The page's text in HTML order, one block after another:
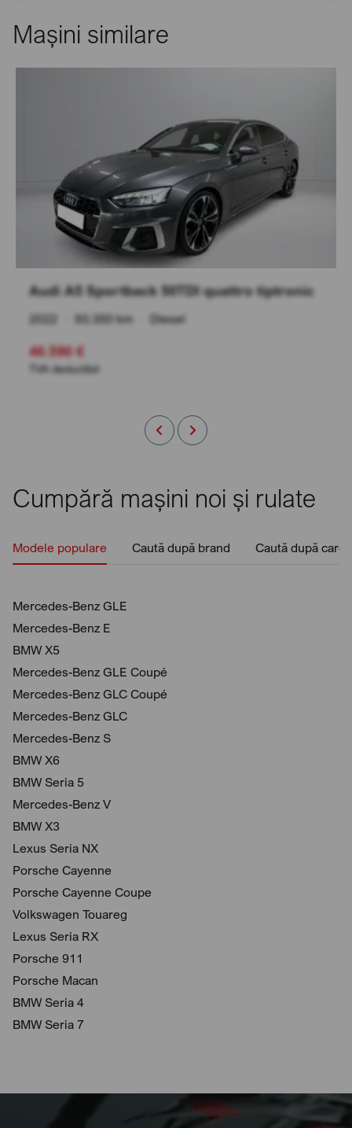
Mașini similare
Audi A5 Sportback 50TDI quattro tiptronic
2022 93.350 km Diesel
46.590 €
TVA deductibil
Cumpără mașini noi și rulate
Modele populare Caută după brand Caută după
Mercedes-Benz GLE
Mercedes-Benz E
BMW X5
Mercedes-Benz GLE Coupé
Mercedes-Benz GLC Coupé
Mercedes-Benz GLC
Mercedes-Benz S
BMW X6
BMW Seria 5
Mercedes-Benz V
BMW X3
Lexus Seria NX
Porsche Cayenne
Porsche Cayenne Coupe
Volkswagen Touareg
Lexus Seria RX
Porsche 911
Porsche Macan
BMW Seria 4
BMW Seria 7